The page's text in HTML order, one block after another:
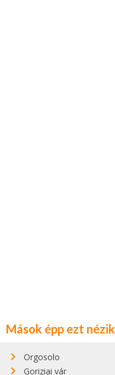
Mások épp ezt nézik
Orgosolo
Goriziai vár